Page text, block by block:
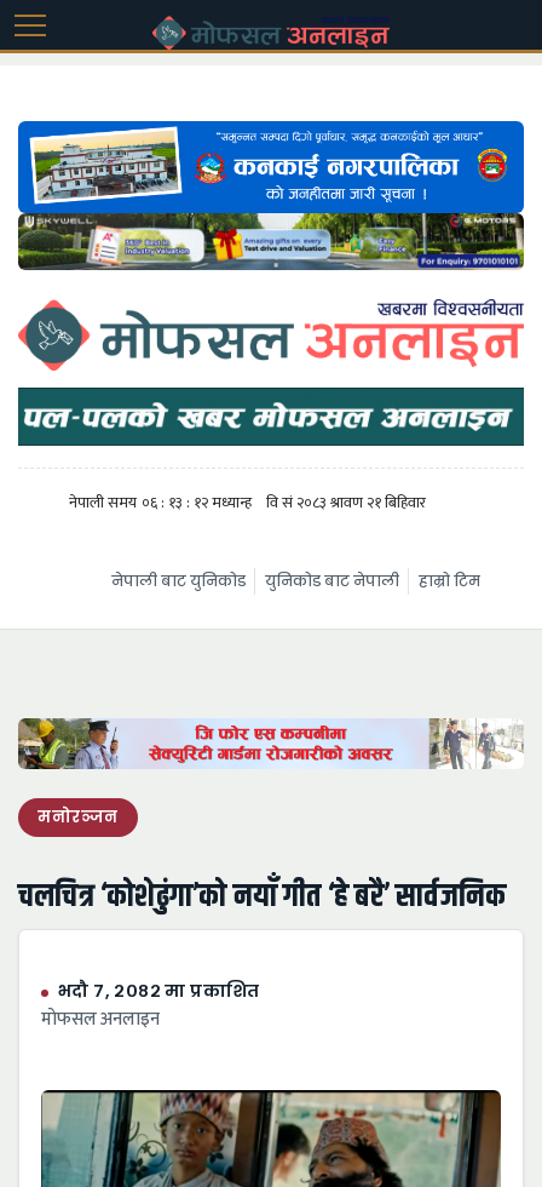
नेपाली बाट युनिकोड युनिकोड बाट नेपाली हाम्रो टिम
मनोरञ्जन
चलचित्र ‘कोशेढुंगा’को नयाँ गीत ‘हे बरै’ सार्वजनिक
भदौ ७, २०८२ मा प्रकाशित
माेफसल अनलाइन